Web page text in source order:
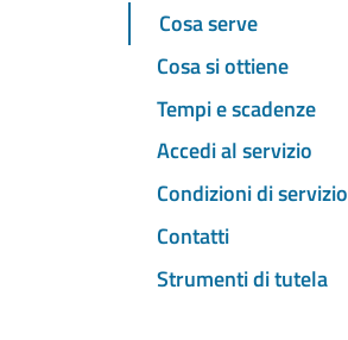
Cosa serve
Cosa si ottiene
Tempi e scadenze
Accedi al servizio
Condizioni di servizio
Contatti
Strumenti di tutela